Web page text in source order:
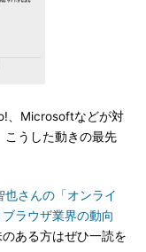
、Microsoftなどが対
うした動きの最先
也さんの「オンライ
ラウザ業界の動向
ある方はぜひ一読を